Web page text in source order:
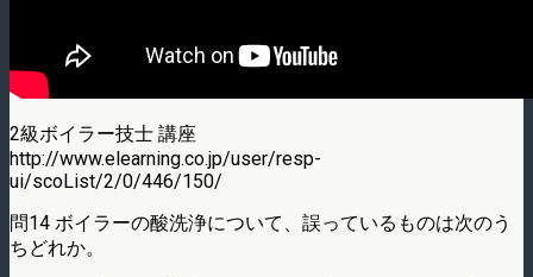
2級ボイラー技士 講座
http://www.elearning.co.jp/user/resp-
ui/scoList/2/0/446/150/
問14 ボイラーの酸洗浄について、誤っているものは次のう
ちどれか。